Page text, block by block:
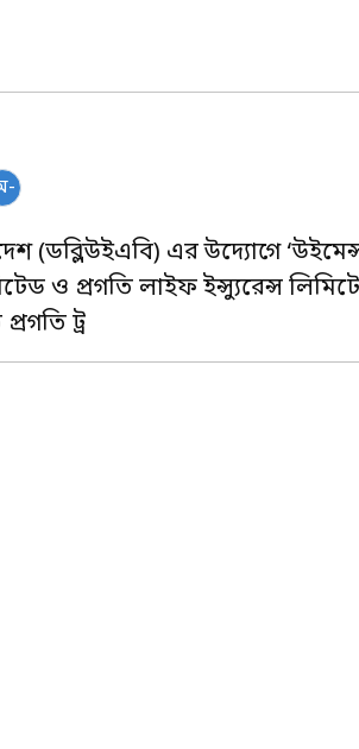
(ডব্লিউইএবি) এর উদ্যোগে
ও প্রগতি লাইফ ইন্স্যুরেন্স
ট্র